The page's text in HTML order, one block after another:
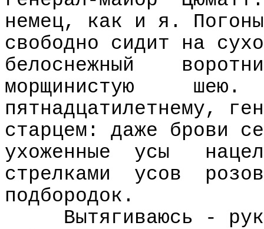
немец, как и я. Погоны
свободно сидит на
белоснежный
морщинистую
шею.
пятнадцатилетнему,
старцем: даже брови
ухоженные
усы
стрелками
усов
подбородок.
Вытягиваюсь -